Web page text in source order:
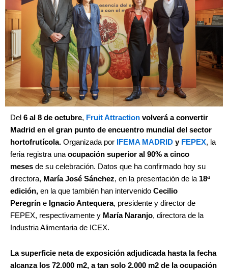
Del 6 al 8 de octubre, Fruit Attraction volverá a convertir
Madrid en el gran punto de encuentro mundial del sector
hortofrutícola. Organizada por IFEMA MADRID y FEPEX, la
feria registra unaocupación superior al 90% a cinco
meses de su celebración. Datos que ha confirmado hoy su
directora, María José Sánchez, en la presentación de la 18ª
edición, en la que también han intervenido Cecilio
Peregrín e Ignacio Antequera, presidente y director de
FEPEX, respectivamente y María Naranjo, directora de la
Industria Alimentaria de ICEX.
La superficie neta de exposición adjudicada hasta la fecha
alcanza los 72.000 m2, a tan solo 2.000 m2 de la ocupación